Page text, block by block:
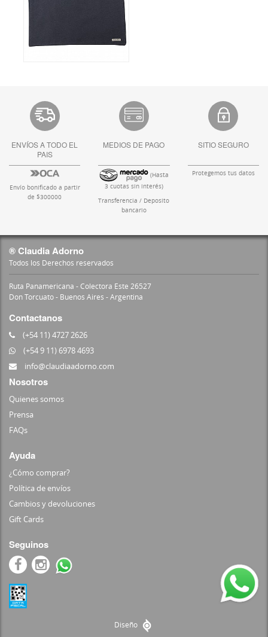
ENVÍOS A TODO EL
PAIS
Envío bonificado a partir
de $300000
MEDIOS DE PAGO
(Hasta
3 cuotas sin interés)
Transferencia / Deposito
bancario
SITIO SEGURO
Protegemos tus datos
® Claudia Adorno
Todos los Derechos reservados
Ruta Panamericana - Colectora Este 26527
Don Torcuato - Buenos Aires - Argentina
Contactanos
(+54 11) 4727 2626
(+54 9 11) 6978 4693
info@claudiaadorno.com
Nosotros
Quienes somos
Prensa
FAQs
Ayuda
¿Cómo comprar?
Política de envíos
Cambios y devoluciones
Gift Cards
Seguinos
Diseño